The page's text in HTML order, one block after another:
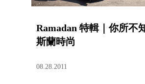
Ramadan 特輯｜你所不
斯蘭時尚
08.28.2011